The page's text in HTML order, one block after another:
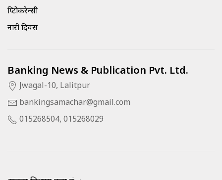
क्रिप्टोकरेन्सी
नारी दिवस
Banking News & Publication Pvt. Ltd.
Jwagal-10, Lalitpur
bankingsamachar@gmail.com
015268504, 015268029